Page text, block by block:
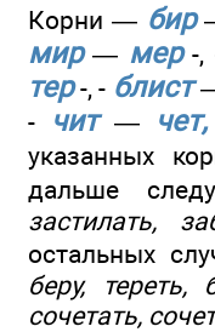
Корни — бир
мир— мер-,
тер-, - блист
-
чит— чет,
указанных
дальше
застилать,
остальных
беру, тереть,
сочетать,